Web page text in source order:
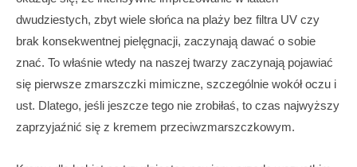
dwudziestych, zbyt wiele słońca na plaży bez filtra UV czy
brak konsekwentnej pielęgnacji, zaczynają dawać o sobie
znać. To właśnie wtedy na naszej twarzy zaczynają pojawiać
się pierwsze zmarszczki mimiczne, szczególnie wokół oczu i
ust. Dlatego, jeśli jeszcze tego nie zrobiłaś, to czas najwyższy
zaprzyjaźnić się z kremem przeciwzmarszczkowym.